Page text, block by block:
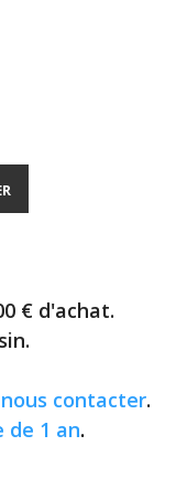
€ d'achat.
nous contacter.
de 1 an.